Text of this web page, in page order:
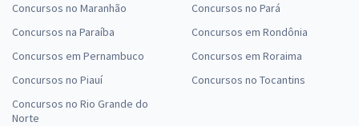
Concursos no Maranhão
Concursos na Paraíba
Concursos em Pernambuco
Concursos no Piauí
Concursos no Rio Grande do
Norte
Concursos no Pará
Concursos em Rondônia
Concursos em Roraima
Concursos no Tocantins